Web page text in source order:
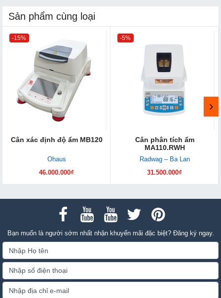
Sản phẩm cùng loại
-15%
Cân xác định độ ẩm MB120
Ohaus
46.000.000₫
-5%
Cân phân tích ẩm
MA110.RWH
Radwag – Ba Lan
31.500.000₫
Bạn muốn là người sớm nhất nhận khuyến mãi đặc biệt? Đăng ký ngay.